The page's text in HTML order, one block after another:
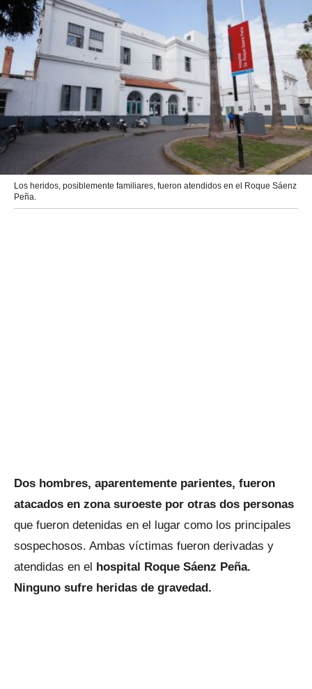
Los heridos, posiblemente familiares, fueron atendidos en el Roque Sáenz
Peña.
Dos hombres, aparentemente parientes, fueron
atacados en zona suroeste por otras dos personas
que fueron detenidas en el lugar como los principales
sospechosos. Ambas víctimas fueron derivadas y
atendidas en el hospital Roque Sáenz Peña.
Ninguno sufre heridas de gravedad.